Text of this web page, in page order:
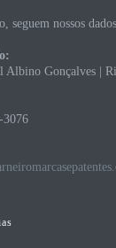
seguem nossos
Albino Gonçalves |
3076